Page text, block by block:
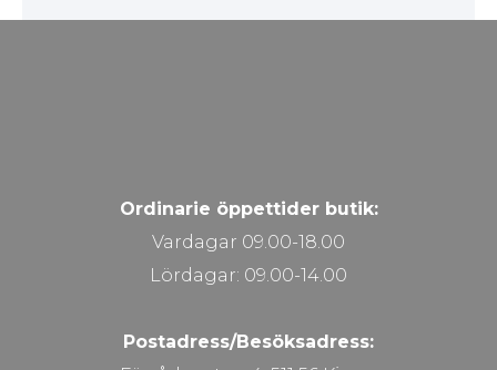
Ordinarie öppettider butik:
Vardagar 09.00-18.00
Lördagar: 09.00-14.00
Postadress/Besöksadress: